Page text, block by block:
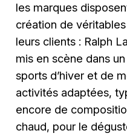
les marques
création de
leurs clients : Ralph
mis en scène dans
sports d’hiver et de
activités adaptées,
encore de
chaud, pour le